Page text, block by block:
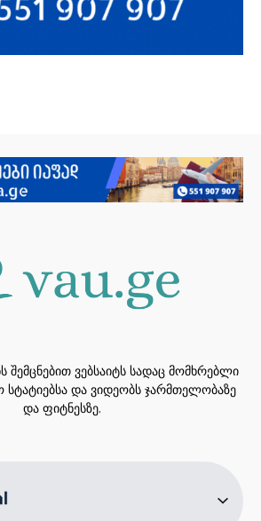
შემცნებით ვებსაიტს სადაც მომხრებლი
სტატიებსა და ვიდეობს ჯარმთელობაზე
და ფიტნესზე.